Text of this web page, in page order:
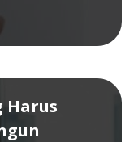
Harus